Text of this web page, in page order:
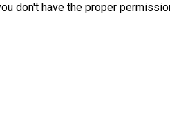
don't have the proper